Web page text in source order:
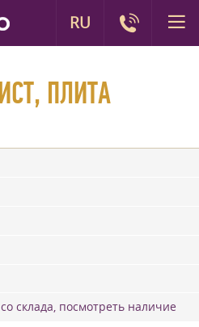
ПЛИТА
склада, посмотреть наличие
RU